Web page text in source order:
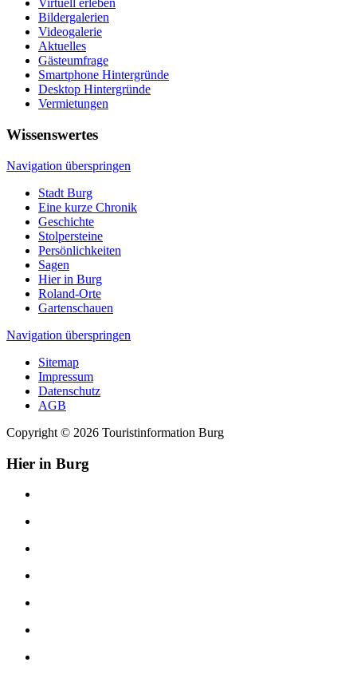
Virtuell erleben
Bildergalerien
Videogalerie
Aktuelles
Gästeumfrage
Smartphone Hintergründe
Desktop Hintergründe
Vermietungen
Wissenswertes
Navigation überspringen
Stadt Burg
Eine kurze Chronik
Geschichte
Stolpersteine
Persönlichkeiten
Sagen
Hier in Burg
Roland-Orte
Gartenschauen
Navigation überspringen
Sitemap
Impressum
Datenschutz
AGB
Copyright © 2026 Touristinformation Burg
Hier in Burg